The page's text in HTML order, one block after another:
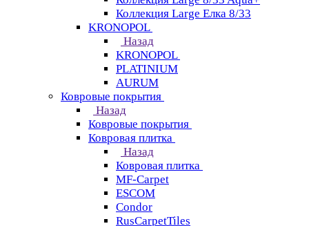
Коллекция Large Елка 8/33
KRONOPOL
Назад
KRONOPOL
PLATINIUM
AURUM
Ковровые покрытия
Назад
Ковровые покрытия
Ковровая плитка
Назад
Ковровая плитка
MF-Carpet
ESCOM
Condor
RusCarpetTiles